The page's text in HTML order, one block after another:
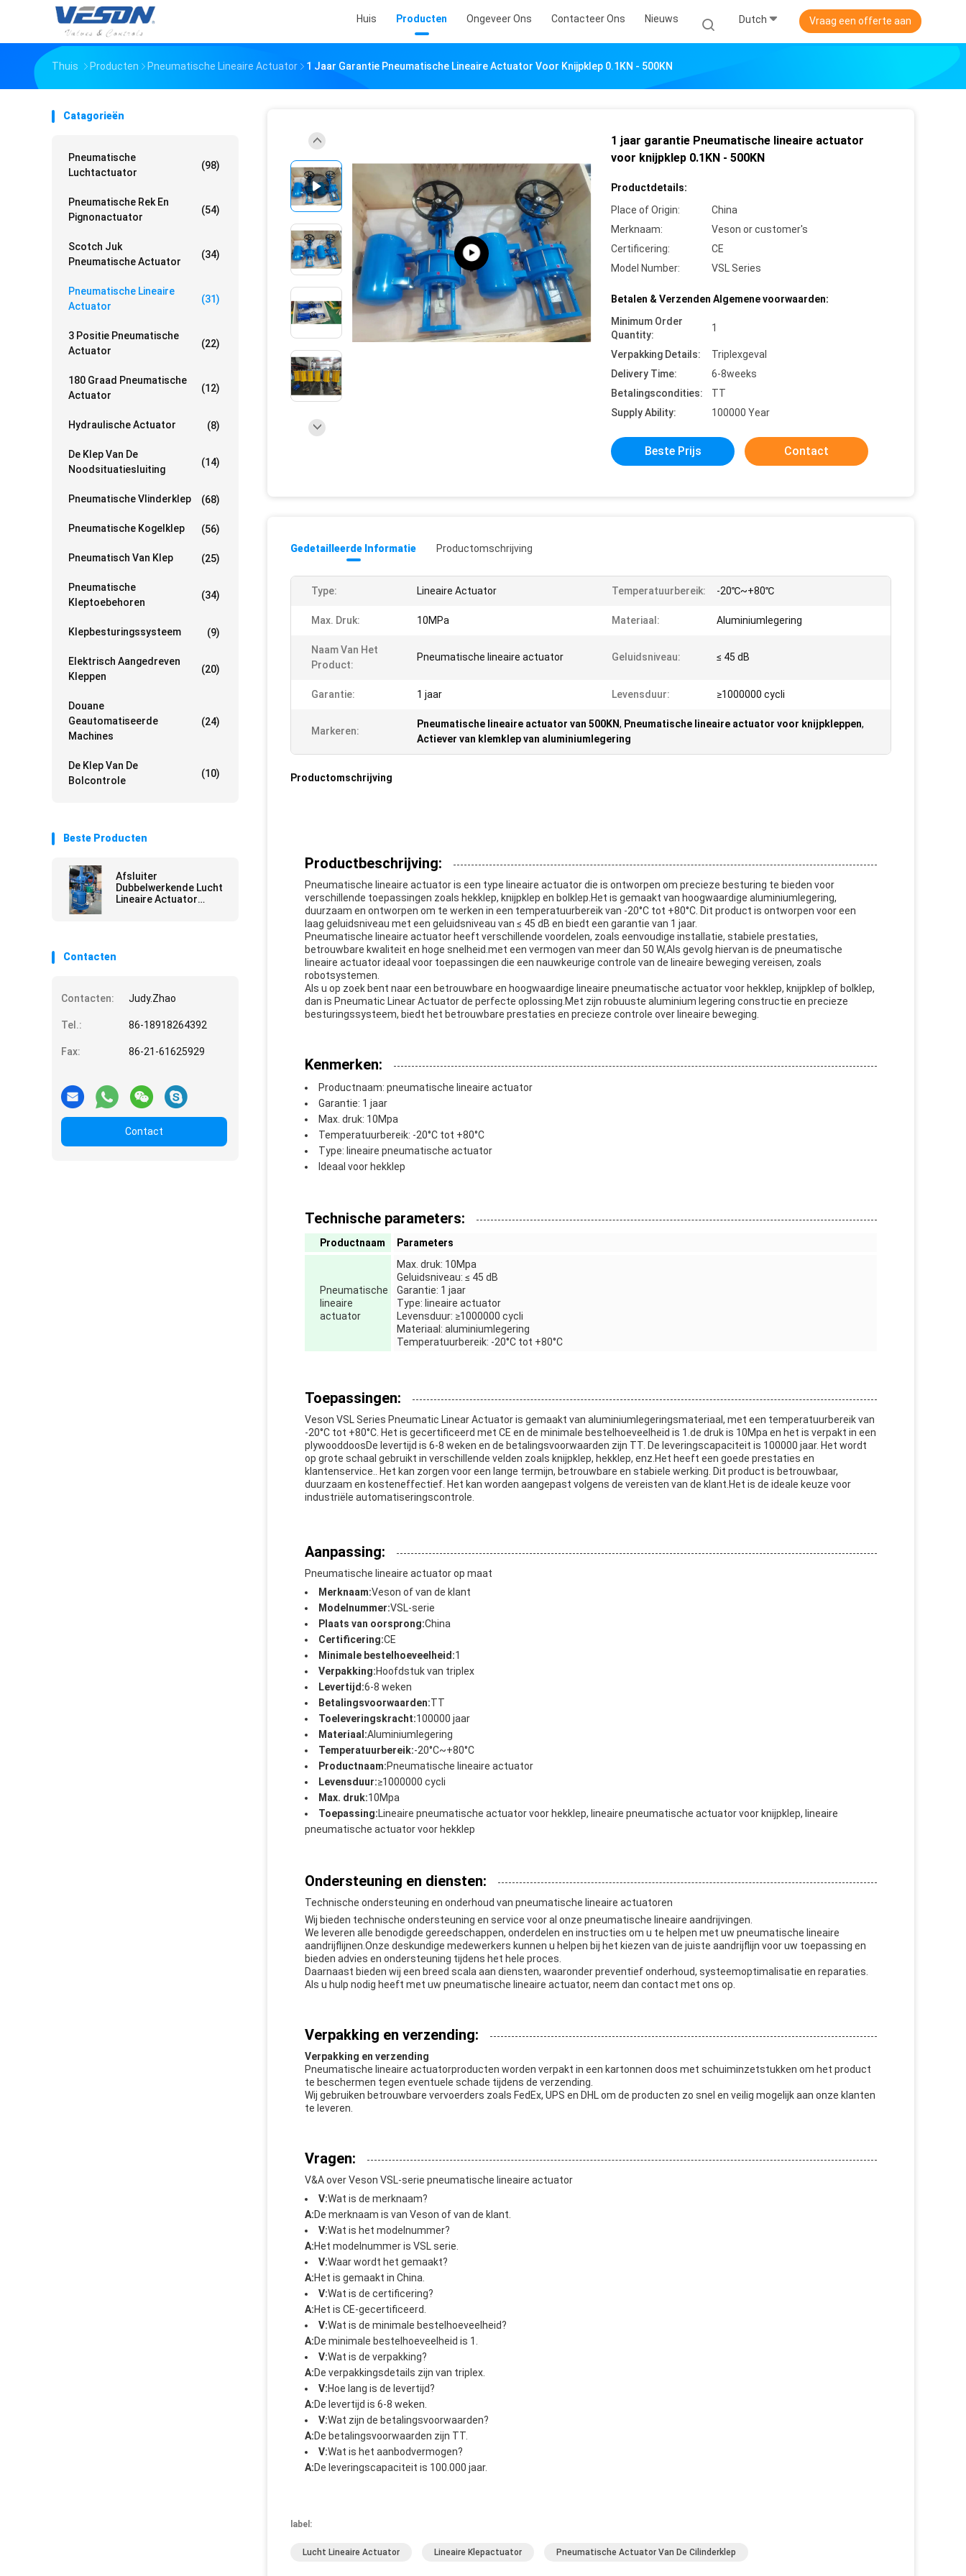
Huis Producten Ongeveer Ons Contacteer Ons Nieuws Dutch Vraag een offerte aan
Thuis Producten Pneumatische Lineaire Actuator 1 Jaar Garantie Pneumatische Lineaire Actuator Voor Knijpklep 0.1KN - 500KN
Catagorieën
Pneumatische
Luchtactuator
(98)
Pneumatische Rek En
Pignonactuator
(54)
Scotch Juk
Pneumatische Actuator
(34)
Pneumatische Lineaire
Actuator
(31)
3 Positie Pneumatische
Actuator
(22)
180 Graad Pneumatische
Actuator
(12)
Hydraulische Actuator (8)
De Klep Van De
Noodsituatiesluiting
(14)
Pneumatische Vlinderklep (68)
Pneumatische Kogelklep (56)
Pneumatisch Van Klep (25)
Pneumatische
Kleptoebehoren
(34)
Klepbesturingssysteem (9)
Elektrisch Aangedreven
Kleppen
(20)
Douane
Geautomatiseerde
Machines
(24)
De Klep Van De
Bolcontrole
(10)
Beste Producten
Afsluiter
Dubbelwerkende Lucht
Lineaire Actuator
Contacten
Contacten: Judy.Zhao
Tel.: 86-18918264392
Fax: 86-21-61625929
Contact
1 jaar garantie Pneumatische lineaire actuator
voor knijpklep 0.1KN - 500KN
Productdetails:
Place of Origin:
China
Merknaam:
Veson or customer's
Certificering:
CE
Model Number:
VSL Series
Betalen & Verzenden Algemene voorwaarden:
Minimum Order
Quantity:
1
Verpakking Details:
Triplexgeval
Delivery Time:
6-8weeks
Betalingscondities:
TT
Supply Ability:
100000 Year
Beste Prijs Contact
Gedetailleerde Informatie Productomschrijving
Type: Lineaire Actuator Temperatuurbereik: -20℃~+80℃
Max. Druk: 10MPa Materiaal: Aluminiumlegering
Naam Van Het
Product:
Pneumatische lineaire actuator Geluidsniveau: ≤ 45 dB
Garantie: 1 jaar Levensduur: ≥1000000 cycli
Markeren:
Pneumatische lineaire actuator van 500KN, Pneumatische lineaire actuator voor knijpkleppen,
Actiever van klemklep van aluminiumlegering
Productomschrijving
Productbeschrijving:
Pneumatische lineaire actuator is een type lineaire actuator die is ontworpen om precieze besturing te bieden voor
verschillende toepassingen zoals hekklep, knijpklep en bolklep.Het is gemaakt van hoogwaardige aluminiumlegering,
duurzaam en ontworpen om te werken in een temperatuurbereik van -20°C tot +80°C. Dit product is ontworpen voor een
laag geluidsniveau met een geluidsniveau van ≤ 45 dB en biedt een garantie van 1 jaar.
Pneumatische lineaire actuator heeft verschillende voordelen, zoals eenvoudige installatie, stabiele prestaties,
betrouwbare kwaliteit en hoge snelheid.met een vermogen van meer dan 50 W,Als gevolg hiervan is de pneumatische
lineaire actuator ideaal voor toepassingen die een nauwkeurige controle van de lineaire beweging vereisen, zoals
robotsystemen.
Als u op zoek bent naar een betrouwbare en hoogwaardige lineaire pneumatische actuator voor hekklep, knijpklep of bolklep,
dan is Pneumatic Linear Actuator de perfecte oplossing.Met zijn robuuste aluminium legering constructie en precieze
besturingssysteem, biedt het betrouwbare prestaties en precieze controle over lineaire beweging.
Kenmerken:
Productnaam: pneumatische lineaire actuator
Garantie: 1 jaar
Max. druk: 10Mpa
Temperatuurbereik: -20°C tot +80°C
Type: lineaire pneumatische actuator
Ideaal voor hekklep
Technische parameters:
Productnaam Parameters
Pneumatische
lineaire
actuator
Max. druk: 10Mpa
Geluidsniveau: ≤ 45 dB
Garantie: 1 jaar
Type: lineaire actuator
Levensduur: ≥1000000 cycli
Materiaal: aluminiumlegering
Temperatuurbereik: -20°C tot +80°C
Toepassingen:
Veson VSL Series Pneumatic Linear Actuator is gemaakt van aluminiumlegeringsmateriaal, met een temperatuurbereik van
-20°C tot +80°C. Het is gecertificeerd met CE en de minimale bestelhoeveelheid is 1.de druk is 10Mpa en het is verpakt in een
plywooddoosDe levertijd is 6-8 weken en de betalingsvoorwaarden zijn TT. De leveringscapaciteit is 100000 jaar. Het wordt
op grote schaal gebruikt in verschillende velden zoals knijpklep, hekklep, enz.Het heeft een goede prestaties en
klantenservice.. Het kan zorgen voor een lange termijn, betrouwbare en stabiele werking. Dit product is betrouwbaar,
duurzaam en kosteneffectief. Het kan worden aangepast volgens de vereisten van de klant.Het is de ideale keuze voor
industriële automatiseringscontrole.
Aanpassing:
Pneumatische lineaire actuator op maat
Merknaam:Veson of van de klant
Modelnummer:VSL-serie
Plaats van oorsprong:China
Certificering:CE
Minimale bestelhoeveelheid:1
Verpakking:Hoofdstuk van triplex
Levertijd:6-8 weken
Betalingsvoorwaarden:TT
Toeleveringskracht:100000 jaar
Materiaal:Aluminiumlegering
Temperatuurbereik:-20°C~+80°C
Productnaam:Pneumatische lineaire actuator
Levensduur:≥1000000 cycli
Max. druk:10Mpa
Toepassing:Lineaire pneumatische actuator voor hekklep, lineaire pneumatische actuator voor knijpklep, lineaire
pneumatische actuator voor hekklep
Ondersteuning en diensten:
Technische ondersteuning en onderhoud van pneumatische lineaire actuatoren
Wij bieden technische ondersteuning en service voor al onze pneumatische lineaire aandrijvingen.
We leveren alle benodigde gereedschappen, onderdelen en instructies om u te helpen met uw pneumatische lineaire
aandrijflijnen.Onze deskundige medewerkers kunnen u helpen bij het kiezen van de juiste aandrijflijn voor uw toepassing en
bieden advies en ondersteuning tijdens het hele proces.
Daarnaast bieden wij een breed scala aan diensten, waaronder preventief onderhoud, systeemoptimalisatie en reparaties.
Als u hulp nodig heeft met uw pneumatische lineaire actuator, neem dan contact met ons op.
Verpakking en verzending:
Verpakking en verzending
Pneumatische lineaire actuatorproducten worden verpakt in een kartonnen doos met schuiminzetstukken om het product
te beschermen tegen eventuele schade tijdens de verzending.
Wij gebruiken betrouwbare vervoerders zoals FedEx, UPS en DHL om de producten zo snel en veilig mogelijk aan onze klanten
te leveren.
Vragen:
V&A over Veson VSL-serie pneumatische lineaire actuator
V:Wat is de merknaam?
A:De merknaam is van Veson of van de klant.
V:Wat is het modelnummer?
A:Het modelnummer is VSL serie.
V:Waar wordt het gemaakt?
A:Het is gemaakt in China.
V:Wat is de certificering?
A:Het is CE-gecertificeerd.
V:Wat is de minimale bestelhoeveelheid?
A:De minimale bestelhoeveelheid is 1.
V:Wat is de verpakking?
A:De verpakkingsdetails zijn van triplex.
V:Hoe lang is de levertijd?
A:De levertijd is 6-8 weken.
V:Wat zijn de betalingsvoorwaarden?
A:De betalingsvoorwaarden zijn TT.
V:Wat is het aanbodvermogen?
A:De leveringscapaciteit is 100.000 jaar.
label:
Lucht Lineaire Actuator Lineaire Klepactuator Pneumatische Actuator Van De Cilinderklep